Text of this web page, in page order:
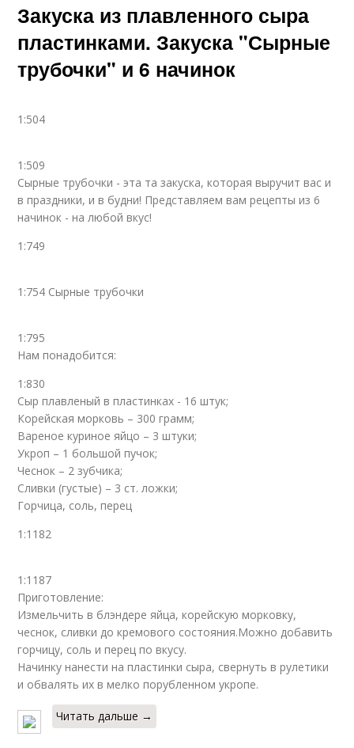
Закуска из плавленного сыра
пластинками. Закуска "Сырные
трубочки" и 6 начинок
1:504
1:509
Сырные трубочки - эта та закуска, которая выручит вас и
в праздники, и в будни! Представляем вам рецепты из 6
начинок - на любой вкус!
1:749
1:754 Сырные трубочки
1:795
Нам понадобится:
1:830
Сыр плавленый в пластинках - 16 штук;
Корейская морковь – 300 грамм;
Вареное куриное яйцо – 3 штуки;
Укроп – 1 большой пучок;
Чеснок – 2 зубчика;
Сливки (густые) – 3 ст. ложки;
Горчица, соль, перец
1:1182
1:1187
Приготовление:
Измельчить в блэндере яйца, корейскую морковку,
чеснок, сливки до кремового состояния.Можно добавить
горчицу, соль и перец по вкусу.
Начинку нанести на пластинки сыра, свернуть в рулетики
и обвалять их в мелко порубленном укропе.
Читать дальше →